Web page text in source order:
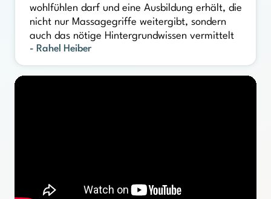
wohlfühlen darf und eine Ausbildung erhält, die
nicht nur Massagegriffe weitergibt, sondern
auch das nötige Hintergrundwissen vermittelt
- Rahel Heiber